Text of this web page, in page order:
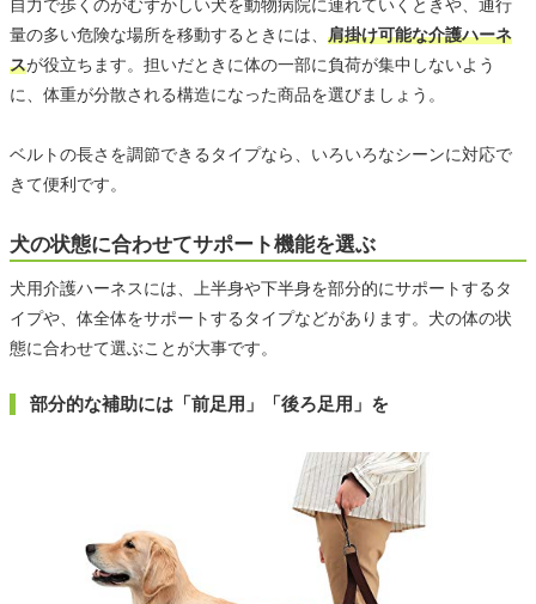
自力で歩くのがむずかしい犬を動物病院に連れていくときや、通行
量の多い危険な場所を移動するときには、 肩掛け可能な介護ハーネ
スが役立ちます。担いだときに体の一部に負荷が集中しないよう
に、体重が分散される構造になった商品を選びましょう。
ベルトの長さを調節できるタイプなら、いろいろなシーンに対応で
きて便利です。
犬の状態に合わせてサポート機能を選ぶ
犬用介護ハーネスには、上半身や下半身を部分的にサポートするタ
イプや、体全体をサポートするタイプなどがあります。犬の体の状
態に合わせて選ぶことが大事です。
部分的な補助には「前足用」「後ろ足用」を